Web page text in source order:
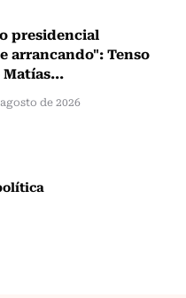
presidencial
arrancando": Tenso
de 2026